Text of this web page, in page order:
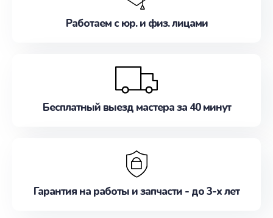
Работаем с юр. и физ. лицами
Бесплатный выезд мастера за 40 минут
Гарантия на работы и запчасти - до 3-х лет